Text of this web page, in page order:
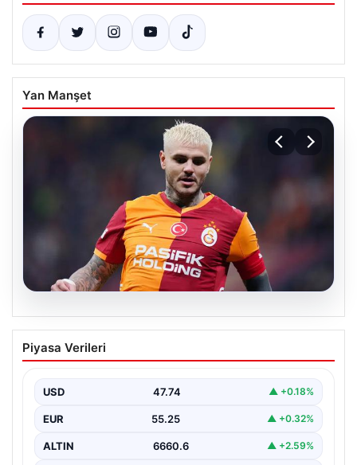
Yan Manşet
Mauro Icardi ile Galatasaray arasındaki
aşk tamamen bitti!
Piyasa Verileri
USD 47.74 ▲ +0.18%
EUR 55.25 ▲ +0.32%
ALTIN 6660.6 ▲ +2.59%